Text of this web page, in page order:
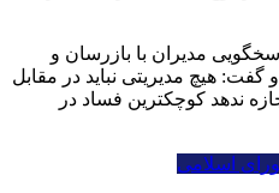
مدیران با بازرسان و
گفت: هیچ مدیریتی نباید در مقابل
ندهد کوچکترین فساد در
اسلامی